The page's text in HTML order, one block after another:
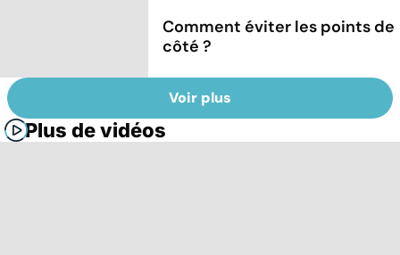
Comment éviter les points de
côté ?
Voir plus
Plus de vidéos